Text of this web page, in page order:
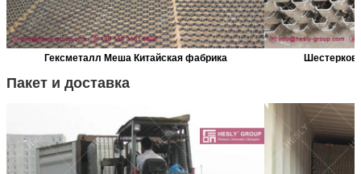
Гексметалл Меша Китайская фабрика
Пакет и доставка